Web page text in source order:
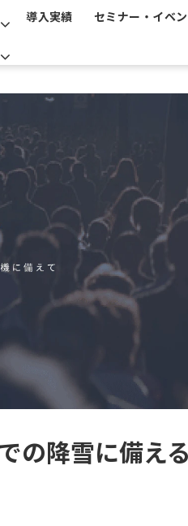
導入実績 セミナー・イベ
の降雪に備える